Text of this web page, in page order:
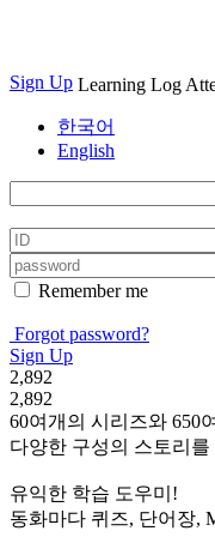
Sign Up Learning Log
한국어
English
Remember me
Forgot password?
Sign Up
2,892
2,892
60여개의 시리즈와 650
다양한 구성의 스토리
유익한 학습 도우미!
동화마다 퀴즈, 단어장,